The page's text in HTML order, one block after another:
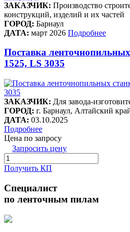
ЗАКАЗЧИК: Производство
конструкций, изделий и их частей
ГОРОД: Барнаул
ДАТА: март 2026 Подробнее
Поставка
1525, LS 3035
ЗАКАЗЧИК: Для завода-
ГОРОД: г. Барнаул, Алтайский
ДАТА: 03.10.2025
Подробнее
Цена по запросу
Запросить цену
Получить КП
Специалист
по ленточным пилам